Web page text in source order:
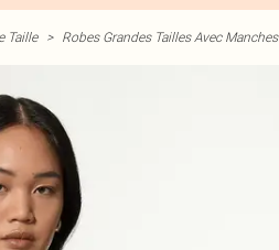
Taille > Robes Grandes Tailles Avec Manches